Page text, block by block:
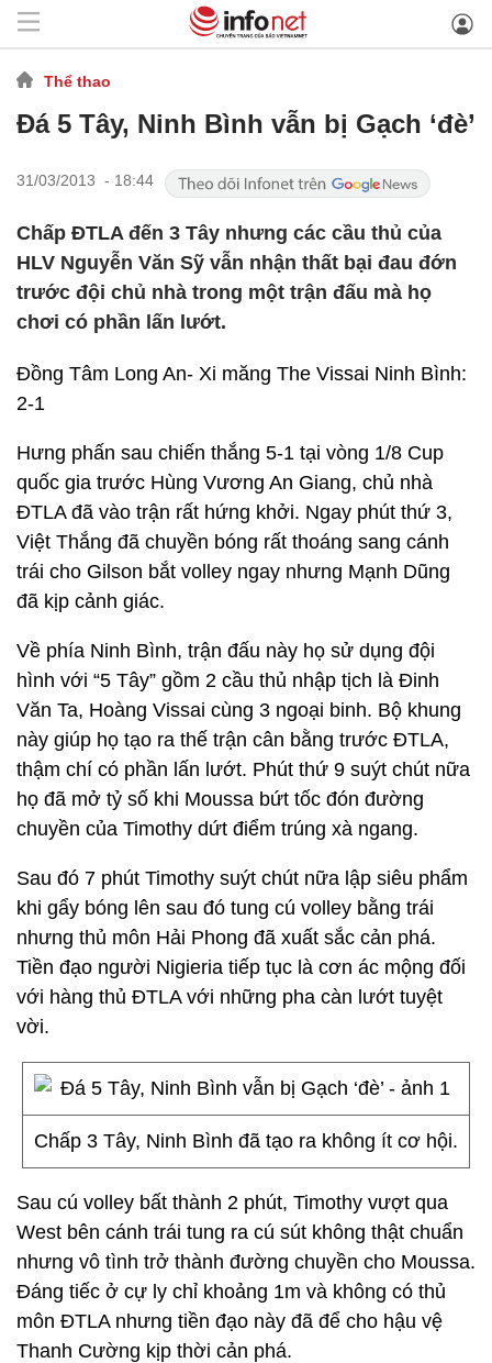
Thể thao
Đá 5 Tây, Ninh Bình vẫn bị Gạch ‘đè’
31/03/2013 - 18:44
Chấp ĐTLA đến 3 Tây nhưng các cầu thủ của
HLV Nguyễn Văn Sỹ vẫn nhận thất bại đau đớn
trước đội chủ nhà trong một trận đấu mà họ
chơi có phần lấn lướt.
Đồng Tâm Long An- Xi măng The Vissai Ninh Bình:
2-1
Hưng phấn sau chiến thắng 5-1 tại vòng 1/8 Cup
quốc gia trước Hùng Vương An Giang, chủ nhà
ĐTLA đã vào trận rất hứng khởi. Ngay phút thứ 3,
Việt Thắng đã chuyền bóng rất thoáng sang cánh
trái cho Gilson bắt volley ngay nhưng Mạnh Dũng
đã kịp cảnh giác.
Về phía Ninh Bình, trận đấu này họ sử dụng đội
hình với “5 Tây” gồm 2 cầu thủ nhập tịch là Đinh
Văn Ta, Hoàng Vissai cùng 3 ngoại binh. Bộ khung
này giúp họ tạo ra thế trận cân bằng trước ĐTLA,
thậm chí có phần lấn lướt. Phút thứ 9 suýt chút nữa
họ đã mở tỷ số khi Moussa bứt tốc đón đường
chuyền của Timothy dứt điểm trúng xà ngang.
Sau đó 7 phút Timothy suýt chút nữa lập siêu phẩm
khi gẩy bóng lên sau đó tung cú volley bằng trái
nhưng thủ môn Hải Phong đã xuất sắc cản phá.
Tiền đạo người Nigieria tiếp tục là cơn ác mộng đối
với hàng thủ ĐTLA với những pha càn lướt tuyệt
vời.
Chấp 3 Tây, Ninh Bình đã tạo ra không ít cơ hội.
Sau cú volley bất thành 2 phút, Timothy vượt qua
West bên cánh trái tung ra cú sút không thật chuẩn
nhưng vô tình trở thành đường chuyền cho Moussa.
Đáng tiếc ở cự ly chỉ khoảng 1m và không có thủ
môn ĐTLA nhưng tiền đạo này đã để cho hậu vệ
Thanh Cường kịp thời cản phá.